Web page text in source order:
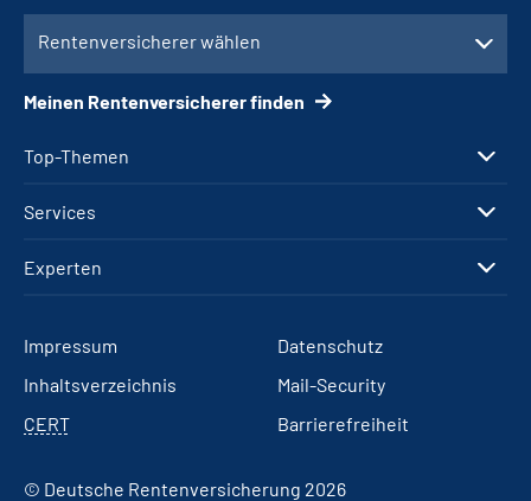
Top-Themen
Services
Experten
Rentenversicherer wählen
Meinen Rentenversicherer finden
Impressum
Datenschutz
Inhaltsverzeichnis
Mail-Security
CERT
Barrierefreiheit
© Deutsche Rentenversicherung 2026